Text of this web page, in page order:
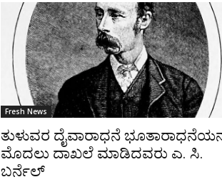
Fresh News
ತುಳುವರ ದೈವಾರಾಧನೆ
ಮೊದಲು ದಾಖಲೆ ಮಾಡಿದವರು ಎ. ಸಿ.
ಬರ್ನೆಲ್